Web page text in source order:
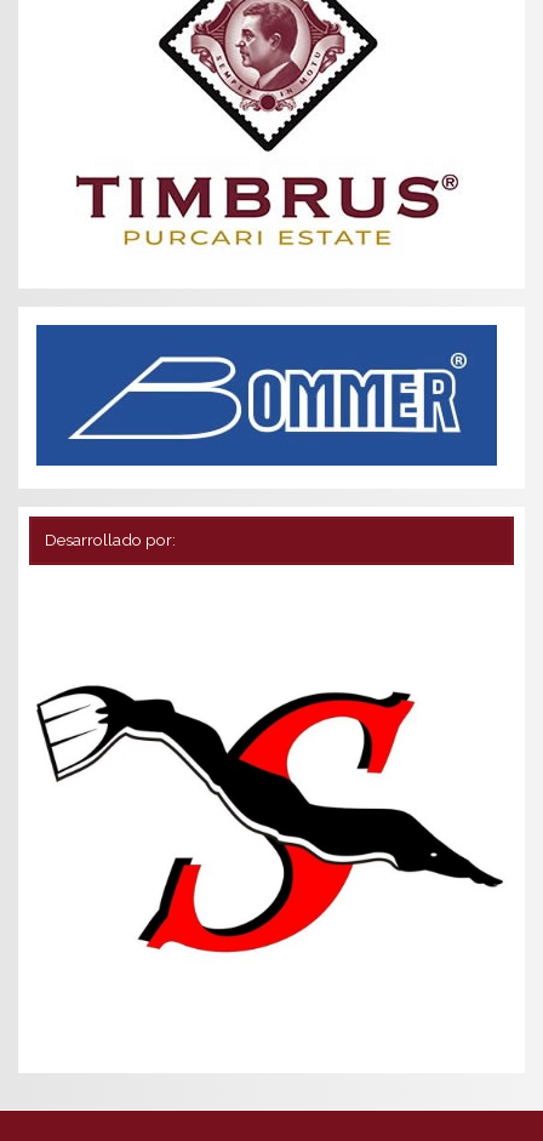
Desarrollado por: